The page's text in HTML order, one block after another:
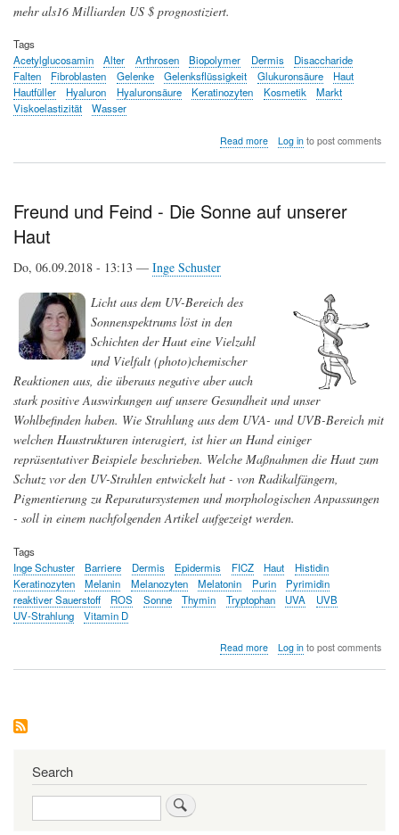
mehr als16 Milliarden US $ prognostiziert.
Tags
Acetylglucosamin
Alter Arthrosen Biopolymer Dermis
Disaccharide
Falten
Fibroblasten Gelenke Gelenksflüssigkeit Glukuronsäure
Haut
Hautfüller
Hyaluron Hyaluronsäure Keratinozyten Kosmetik
Markt
Viskoelastizität
Wasser
Read moreabout
Medizin
Log into post comments
Freund und Feind - Die Sonne auf unserer
Haut
Do, 06.09.2018 - 13:13 — Inge Schuster
Licht aus dem UV-Bereich des
Sonnenspektrums löst in den
Schichten der Haut eine Vielzahl
und Vielfalt (photo)chemischer
Reaktionen aus, die überaus negative aber auch
stark positive Auswirkungen auf unsere Gesundheit und unser
Wohlbefinden haben. Wie Strahlung aus dem UVA- und UVB-Bereich mit
welchen Haustrukturen interagiert, ist hier an Hand einiger
repräsentativer Beispiele beschrieben. Welche Maßnahmen die Haut zum
Schutz vor den UV-Strahlen entwickelt hat - von Radikalfängern,
Pigmentierung zu Reparatursystemen und morphologischen Anpassungen
- soll in einem nachfolgenden Artikel aufgezeigt werden.
Tags
Inge Schuster
Barriere Dermis Epidermis FICZ Haut
Histidin
Keratinozyten
Melanin Melanozyten Melatonin Purin
Pyrimidin
reaktiver Sauerstoff
ROS Sonne Thymin Tryptophan UVA
UVB
UV-Strahlung
Vitamin D
Read moreabout
Haut
Log into post comments
Search
Search